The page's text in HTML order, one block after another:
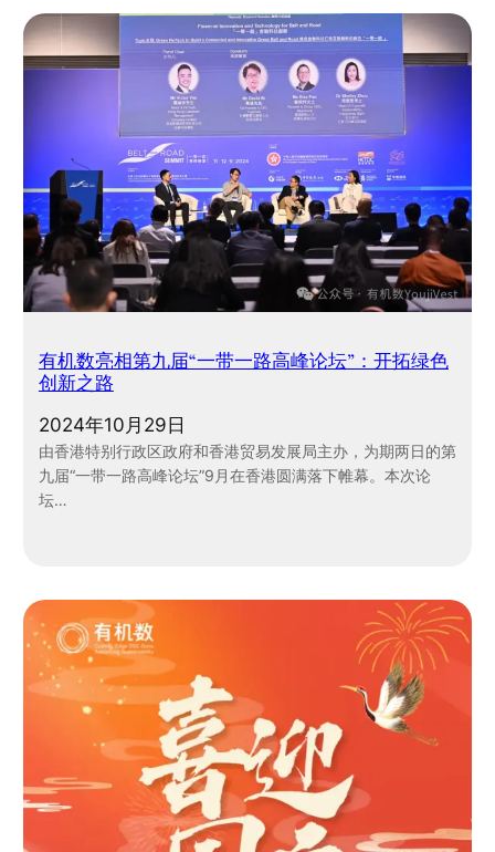
有机数亮相第九届“一带一路高峰论坛”：开拓绿色
创新之路
2024年10月29日
由香港特别行政区政府和香港贸易发展局主办，为期两日的第
九届“一带一路高峰论坛”9月在香港圆满落下帷幕。本次论
坛…